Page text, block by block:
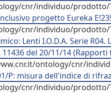
cnr/individuo/prodotto/
progetto Eureka
cnr/individuo/prodotto/
Lenti I.O.D.A. Serie
11436 del 20/11/14
ontology/cnr/
P: misura dell'indice di
cnr/individuo/prodotto/